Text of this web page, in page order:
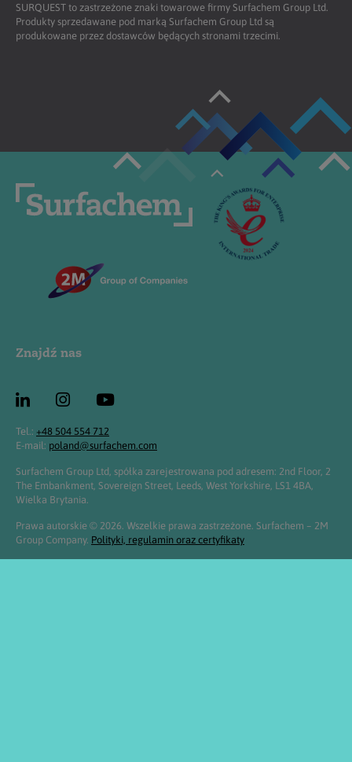
SURQUEST to zastrzeżone znaki towarowe firmy Surfachem Group Ltd.
Produkty sprzedawane pod marką Surfachem Group Ltd są
produkowane przez dostawców będących stronami trzecimi.
Znajdź nas
Tel.: +48 504 554 712
E-mail: poland@surfachem.com
Surfachem Group Ltd, spółka zarejestrowana pod adresem: 2nd Floor, 2
The Embankment, Sovereign Street, Leeds, West Yorkshire, LS1 4BA,
Wielka Brytania.
Prawa autorskie © 2026. Wszelkie prawa zastrzeżone. Surfachem – 2M
Group Company. Polityki, regulamin oraz certyfikaty